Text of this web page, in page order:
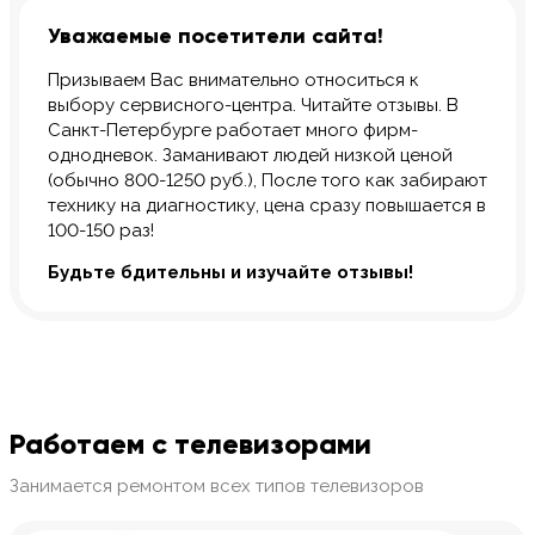
Уважаемые посетители сайта!
Призываем Вас внимательно относиться к
выбору сервисного-центра. Читайте отзывы. В
Санкт-Петербурге работает много фирм-
однодневок. Заманивают людей низкой ценой
(обычно 800-1250 руб.), После того как забирают
технику на диагностику, цена сразу повышается в
100-150 раз!
Будьте бдительны и изучайте отзывы!
Работаем с телевизорами
Занимается ремонтом всех типов телевизоров